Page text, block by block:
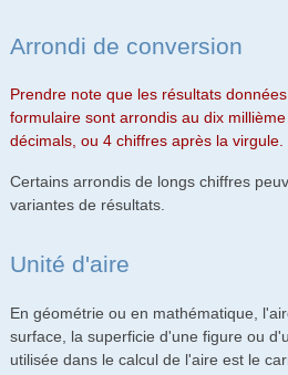
Arrondi de conversion
Prendre note que les résultats
formulaire sont arrondis au dix
décimals, ou 4 chiffres après la virgule.
Certains arrondis de longs chiffres
variantes de résultats.
Unité d'aire
En géométrie ou en mathématique,
surface, la superficie d'une figure ou
utilisée dans le calcul de l'aire est le